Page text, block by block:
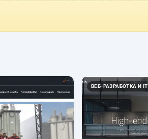
ВЕБ-РАЗРАБОТКА И IT